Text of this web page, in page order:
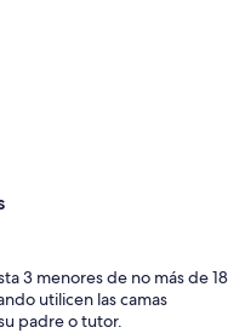
3 menores de no más de 18
utilicen las camas
padre o tutor.